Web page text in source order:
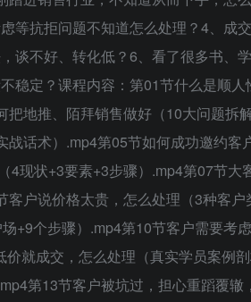
等抗拒问题不知道怎么处理？4、成
谈不好、转化低？6、看了很多书、
稳定？课程内容：第01节什么是顺
地推、陌拜销售做好（10大问题拆
话术）.mp4第05节如何成功邀约客
4现状+3要素+3步骤）.mp4第07节大
户说价格太贵，怎么处理（3种客
+9个步骤）.mp4第10节客户需要考
就成交，怎么处理（真实学员案例
第13节客户被坑过，担心重蹈覆辙